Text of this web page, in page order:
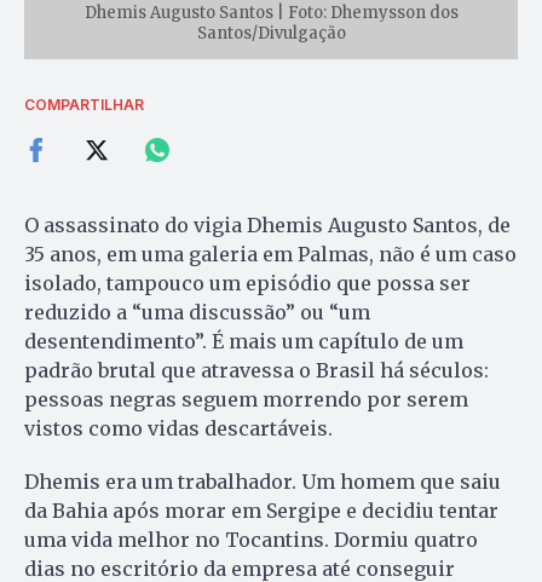
Dhemis Augusto Santos | Foto: Dhemysson dos
Santos/Divulgação
COMPARTILHAR
O assassinato do vigia Dhemis Augusto Santos, de
35 anos, em uma galeria em Palmas, não é um caso
isolado, tampouco um episódio que possa ser
reduzido a “uma discussão” ou “um
desentendimento”. É mais um capítulo de um
padrão brutal que atravessa o Brasil há séculos:
pessoas negras seguem morrendo por serem
vistos como vidas descartáveis.
Dhemis era um trabalhador. Um homem que saiu
da Bahia após morar em Sergipe e decidiu tentar
uma vida melhor no Tocantins. Dormiu quatro
dias no escritório da empresa até conseguir